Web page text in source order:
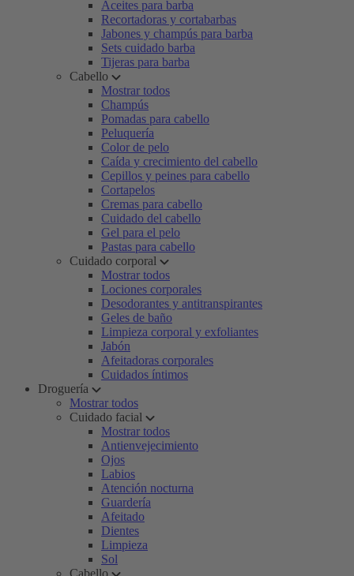
Aceites para barba
Recortadoras y cortabarbas
Jabones y champús para barba
Sets cuidado barba
Tijeras para barba
Cabello
Mostrar todos
Champús
Pomadas para cabello
Peluquería
Color de pelo
Caída y crecimiento del cabello
Cepillos y peines para cabello
Cortapelos
Cremas para cabello
Cuidado del cabello
Gel para el pelo
Pastas para cabello
Cuidado corporal
Mostrar todos
Lociones corporales
Desodorantes y antitranspirantes
Geles de baño
Limpieza corporal y exfoliantes
Jabón
Afeitadoras corporales
Cuidados íntimos
Droguería
Mostrar todos
Cuidado facial
Mostrar todos
Antienvejecimiento
Ojos
Labios
Atención nocturna
Guardería
Afeitado
Dientes
Limpieza
Sol
Cabello